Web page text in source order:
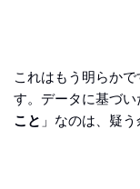
これはもう明らか
す。データに基づ
こと 」なのは、疑う